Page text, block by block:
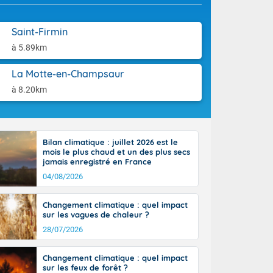
Saint-Firmin
à 5.89km
La Motte-en-Champsaur
à 8.20km
nord-
les rafales
vers le
jusqu'à
degrés sur
Bilan climatique : juillet 2026 est le
mois le plus chaud et un des plus secs
jamais enregistré en France
04/08/2026
Changement climatique : quel impact
sur les vagues de chaleur ?
28/07/2026
Changement climatique : quel impact
sur les feux de forêt ?